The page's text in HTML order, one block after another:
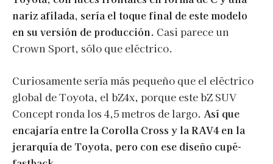
nariz afilada, sería el toque final de este modelo
en su versión de producción. Casi parece un
Crown Sport, sólo que eléctrico.
Curiosamente sería más pequeño que el eléctrico
global de Toyota, el bZ4x, porque este bZ SUV
Concept ronda los 4,5 metros de largo. Así que
encajaría entre la Corolla Cross y la RAV4 en la
jerarquía de Toyota, pero con ese diseño cupé-